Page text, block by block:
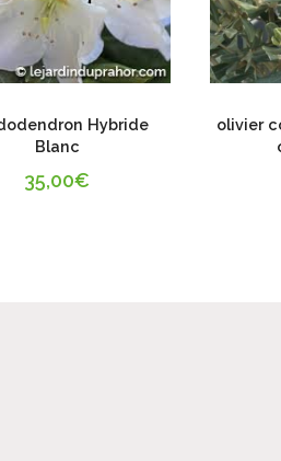
Hybride
Blanc
35,00€
olivier